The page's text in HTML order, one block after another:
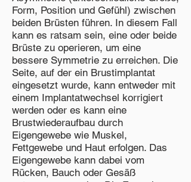
Form, Position und Gefühl) zwischen
beiden Brüsten führen. In diesem Fall
kann es ratsam sein, eine oder beide
Brüste zu operieren, um eine
bessere Symmetrie zu erreichen. Die
Seite, auf der ein Brustimplantat
eingesetzt wurde, kann entweder mit
einem Implantatwechsel korrigiert
werden oder es kann eine
Brustwiederaufbau durch
Eigengewebe wie Muskel,
Fettgewebe und Haut erfolgen. Das
Eigengewebe kann dabei vom
Rücken, Bauch oder Gesäß